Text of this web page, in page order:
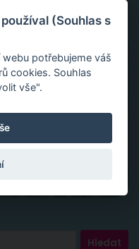
(Souhlas s
potřebujeme váš
cookies. Souhlas
vše".